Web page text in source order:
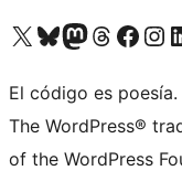
Visita nuestra cuenta de X (anteriormente Twitter)
Visita nuestra cuenta de Bluesky
Visita nuestra cuenta de
Visita nuestra cuenta de
Visita nuestra
Visita
El código es poesía.
The WordPress®
of the WordPress